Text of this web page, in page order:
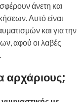
άνετη και
Αυτό είναι
και για την
αφού οι λαβές
αρχάριους;